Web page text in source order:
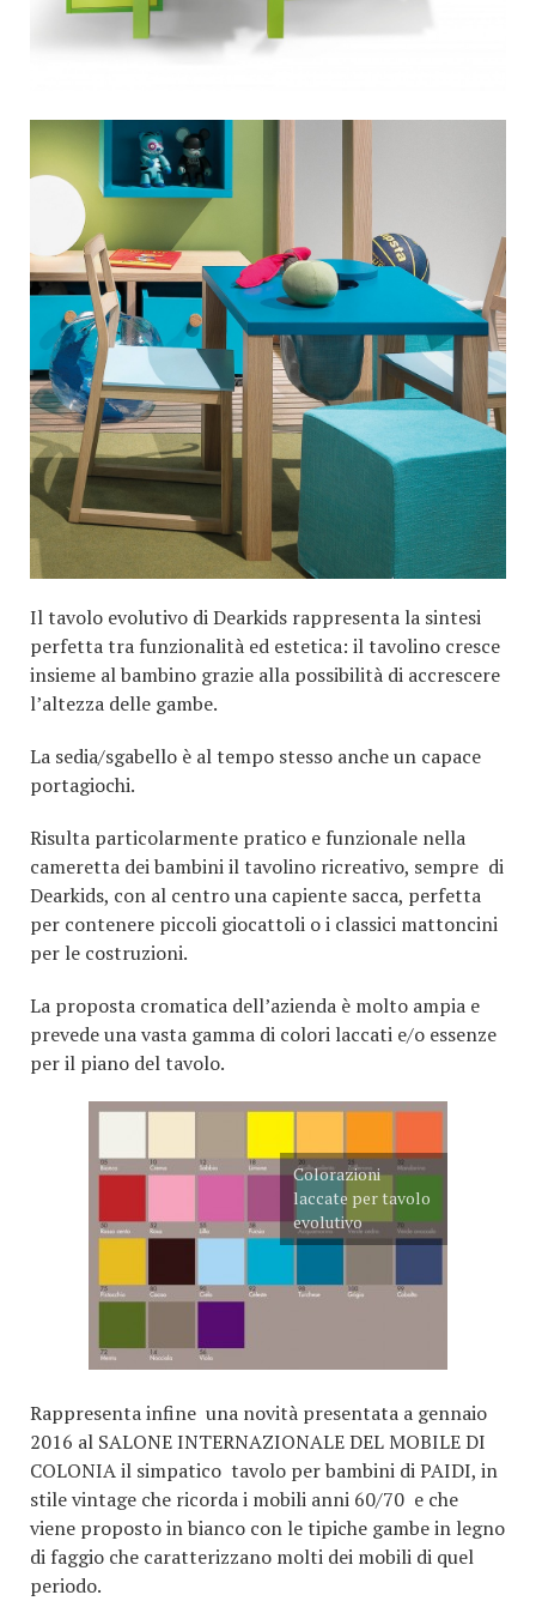
Il tavolo evolutivo di Dearkids rappresenta la sintesi
perfetta tra funzionalità ed estetica: il tavolino cresce
insieme al bambino grazie alla possibilità di accrescere
l’altezza delle gambe.
La sedia/sgabello è al tempo stesso anche un capace
portagiochi.
Risulta particolarmente pratico e funzionale nella
cameretta dei bambini il tavolino ricreativo, sempre di
Dearkids, con al centro una capiente sacca, perfetta
per contenere piccoli giocattoli o i classici mattoncini
per le costruzioni.
La proposta cromatica dell’azienda è molto ampia e
prevede una vasta gamma di colori laccati e/o essenze
per il piano del tavolo.
Colorazioni
laccate per tavolo
evolutivo
Rappresenta infine una novità presentata a gennaio
2016 al SALONE INTERNAZIONALE DEL MOBILE DI
COLONIA il simpatico tavolo per bambini di PAIDI, in
stile vintage che ricorda i mobili anni 60/70 e che
viene proposto in bianco con le tipiche gambe in legno
di faggio che caratterizzano molti dei mobili di quel
periodo.